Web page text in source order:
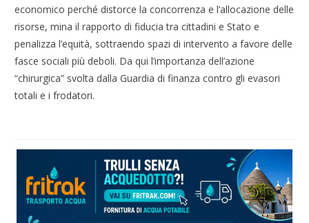
economico perché distorce la concorrenza e l’allocazione delle
risorse, mina il rapporto di fiducia tra cittadini e Stato e
penalizza l’equità, sottraendo spazi di intervento a favore delle
fasce sociali più deboli. Da qui l’importanza dell’azione
“chirurgica” svolta dalla Guardia di finanza contro gli evasori
totali e i frodatori.